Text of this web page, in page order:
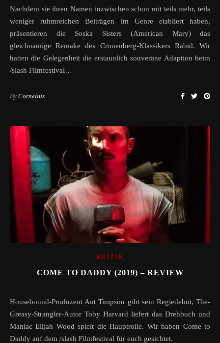
Nachdem sie ihren Namen inzwischen schon mit teils mehr, teils
weniger ruhmreichen Beiträgen im Genre etabliert haben,
präsentieren die Soska Sisters (American Mary) das
gleichnamige Remake des Cronenberg-Klassikers Rabid. Wir
hatten die Gelegenheit die erstaunlich souveräne Adaption beim
/slash Filmfestival…
By Cornelius
KRITIK
COME TO DADDY (2019) – REVIEW
Housebound-Produzent Ant Timpson gibt sein Regiedebüt, The-
Greasy-Strangler-Autor Toby Harvard liefert das Drehbuch und
Maniac Elijah Wood spielt die Hauptrolle. Wir haben Come to
Daddy auf dem /slash Filmfestival für euch gesichtet.